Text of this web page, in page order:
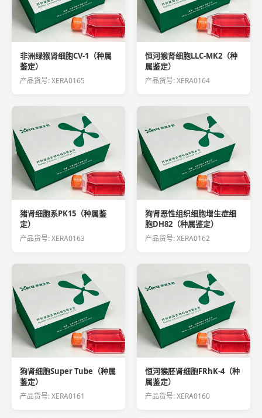
非洲绿猴肾细胞CV-1（种属
鉴定）
产品货号: XERA0165
恒河猴肾细胞LLC-MK2（种
属鉴定）
产品货号: XERA0164
猪肾细胞系PK15（种属鉴
定）
产品货号: XERA0163
狗肾恶性组织细胞增生症细
胞DH82（种属鉴定）
产品货号: XERA0162
狗肾细胞Super Tube（种属
鉴定）
产品货号: XERA0161
恒河猴胚肾细胞FRhK-4（种
属鉴定）
产品货号: XERA0160